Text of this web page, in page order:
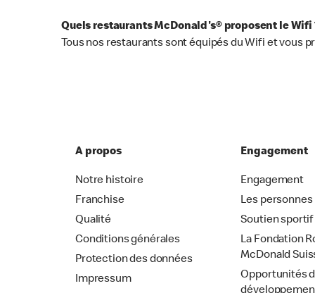
Quels restaurants McDonald's® proposent le Wifi
Tous nos restaurants sont équipés du Wifi et vous
A propos
Notre histoire
Franchise
Qualité
Conditions générales
Protection des données
Impressum
Engagement
Engagement
Les personnes
Soutien sportif
La Fondation
McDonald
Opportunités